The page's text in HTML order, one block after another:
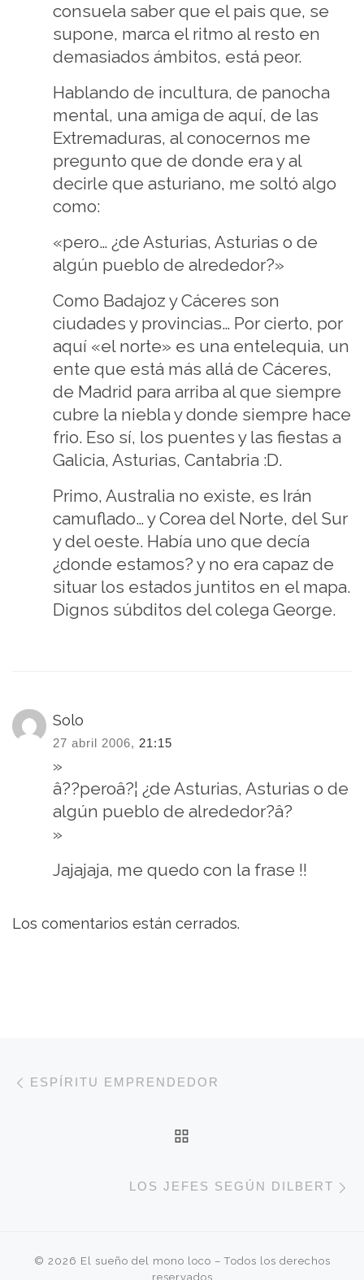
consuela saber que el pais que, se
supone, marca el ritmo al resto en
demasiados ámbitos, está peor.
Hablando de incultura, de panocha
mental, una amiga de aquí, de las
Extremaduras, al conocernos me
pregunto que de donde era y al
decirle que asturiano, me soltó algo
como:
«pero… ¿de Asturias, Asturias o de
algún pueblo de alrededor?»
Como Badajoz y Cáceres son
ciudades y provincias… Por cierto, por
aquí «el norte» es una entelequia, un
ente que está más allá de Cáceres,
de Madrid para arriba al que siempre
cubre la niebla y donde siempre hace
frio. Eso sí, los puentes y las fiestas a
Galicia, Asturias, Cantabria :D.
Primo, Australia no existe, es Irán
camuflado… y Corea del Norte, del Sur
y del oeste. Había uno que decía
¿donde estamos? y no era capaz de
situar los estados juntitos en el mapa.
Dignos súbditos del colega George.
Solo
27 abril 2006, 21:15
»
â??peroâ?¦ ¿de Asturias, Asturias o de
algún pueblo de alrededor?â?
»
Jajajaja, me quedo con la frase !!
Los comentarios están cerrados.
Navegación de entradas
ESPÍRITU EMPRENDEDOR
LOS JEFES SEGÚN DILBERT
© 2026 El sueño del mono loco – Todos los derechos
reservados